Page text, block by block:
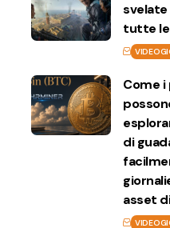
svelate
tutte
Come
di
asset